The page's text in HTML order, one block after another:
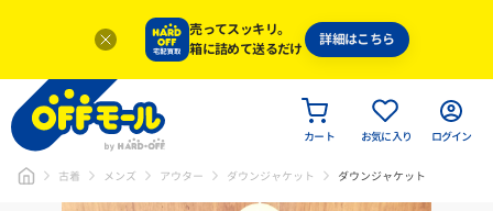
売ってスッキリ。
箱に詰めて送るだけ
詳細はこちら
カート お気に入り ログイン
古着 メンズ アウター ダウンジャケット ダウンジャケット